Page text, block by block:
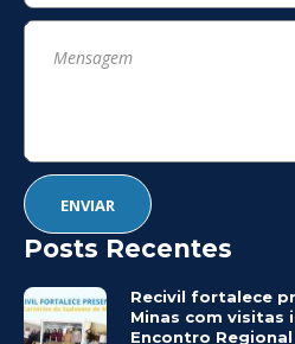
Posts Recentes
Recivil fortalece
Minas com visitas
Encontro